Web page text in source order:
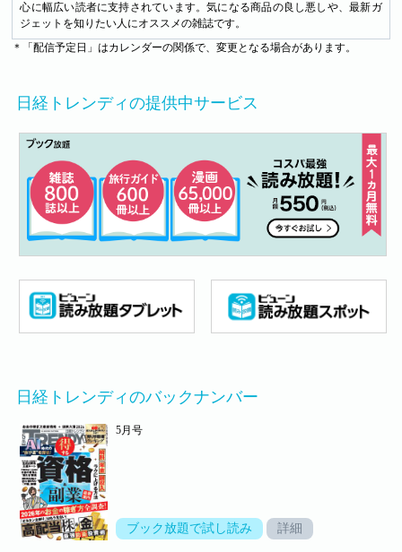
心に幅広い読者に支持されています。気になる商品の良し悪しや、最新ガ
ジェットを知りたい人にオススメの雑誌です。
＊「配信予定日」はカレンダーの関係で、変更となる場合があります。
日経トレンディの提供中サービス
日経トレンディのバックナンバー
5月号
ブック放題で試し読み 詳細